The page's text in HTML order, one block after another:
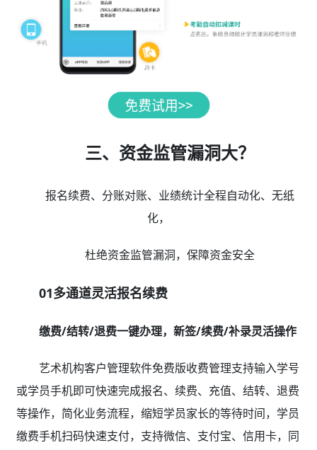
三、资金监管漏洞大？
报名续费、分账对账、业绩统计全程自动化、无纸
化，
杜绝资金监管漏洞，保障资金安全
01多通道灵活报名续费
缴费/结转/退费一键办理，新签/续费/补录灵活操作
艺术机构客户管理软件免费版收费管理支持输入学号
或学员手机即可快速完成报名、续费、充值、结转、退费
等操作，简化业务流程，缩短学员家长的等待时间，学员
缴费手机扫码快速支付，支持微信、支付宝、信用卡，同